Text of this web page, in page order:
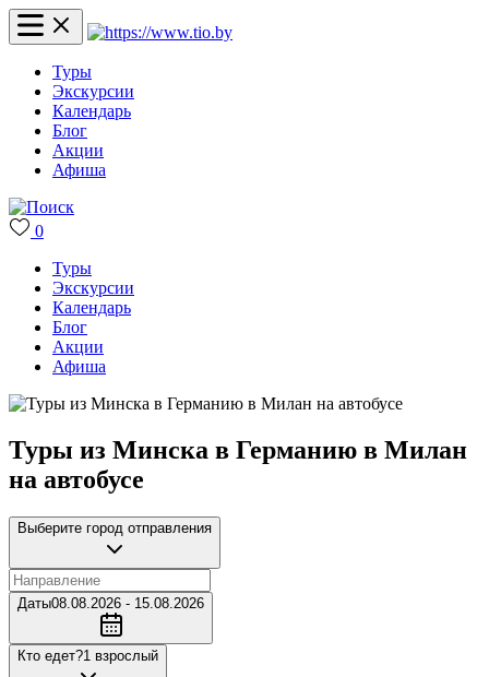
Туры
Экскурсии
Календарь
Блог
Акции
Афиша
0
Туры
Экскурсии
Календарь
Блог
Акции
Афиша
Туры из Минска в Германию в Милан
на автобусе
Выберите город отправления
Даты08.08.2026 - 15.08.2026
Кто едет?1 взрослый